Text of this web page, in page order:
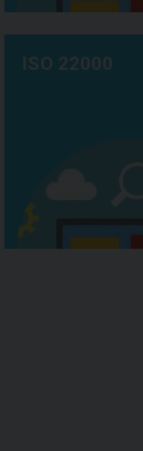
ISO 22000